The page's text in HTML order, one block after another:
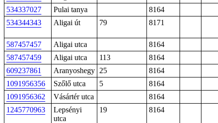
534337027
Pulai tanya
8164
534344343
Aligai út 79 8171
587457457 Aligai utca
8164
587457459
Aligai utca 113
8164
609237861
Aranyoshegy 25
8164
1091956356
Szőlő utca 5
8164
1091956362
Vásártér utca
8164
1245770963
Lepsényi
utca
19 8164